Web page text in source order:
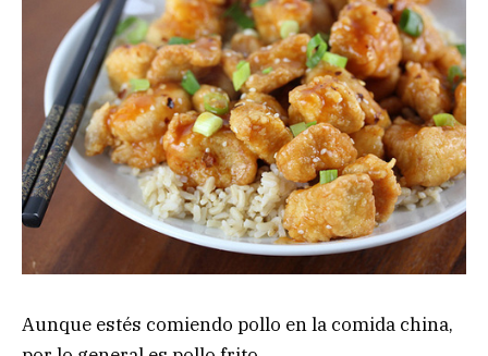
Aunque estés comiendo pollo en la comida china,